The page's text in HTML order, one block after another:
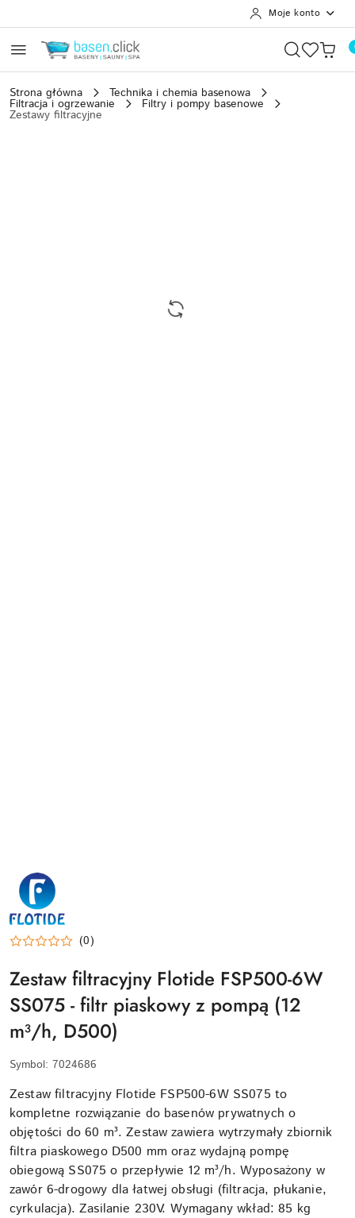
Moje konto
Strona główna Technika i chemia basenowa
Filtracja i ogrzewanie Filtry i pompy basenowe
Zestawy filtracyjne
FLOTIDE-
LOGO
(0)
Zestaw filtracyjny Flotide FSP500-6W
SS075 - filtr piaskowy z pompą (12
m³/h, D500)
Symbol: 7024686
Zestaw filtracyjny Flotide FSP500-6W SS075 to
kompletne rozwiązanie do basenów prywatnych o
objętości do 60 m³. Zestaw zawiera wytrzymały zbiornik
filtra piaskowego D500 mm oraz wydajną pompę
obiegową SS075 o przepływie 12 m³/h. Wyposażony w
zawór 6-drogowy dla łatwej obsługi (filtracja, płukanie,
cyrkulacja). Zasilanie 230V. Wymagany wkład: 85 kg